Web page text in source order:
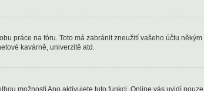
práce na fóru. Toto má zabránit zneužití vašeho účtu
kavárně, univerzitě atd.
možnosti Ano aktivujete tuto funkci. Online vás uvidí